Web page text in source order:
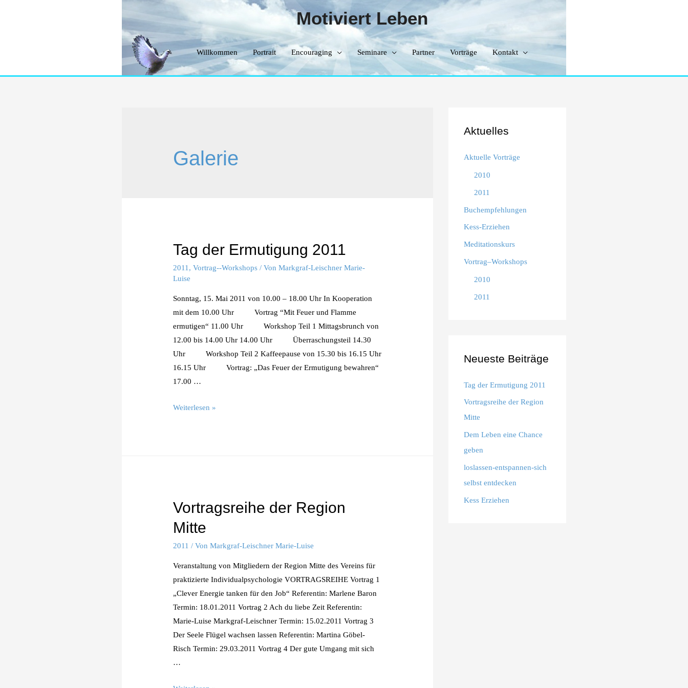
Motiviert Leben
Willkommen Portrait Encouraging Seminare Partner Vorträge Kontakt
Galerie
Tag der Ermutigung 2011
2011 ,Vortrag--Workshops / VonMarkgraf-Leischner Marie-
Luise
Sonntag, 15. Mai 2011 von 10.00 – 18.00 Uhr In Kooperation
mit dem 10.00 Uhr Vortrag “Mit Feuer und Flamme
ermutigen“ 11.00 Uhr Workshop Teil 1 Mittagsbrunch von
12.00 bis 14.00 Uhr 14.00 Uhr Überraschungsteil 14.30
Uhr Workshop Teil 2 Kaffeepause von 15.30 bis 16.15 Uhr
16.15 Uhr Vortrag: „Das Feuer der Ermutigung bewahren“
17.00 …
Tag
Weiterlesen »
Vortragsreihe der Region
Mitte
2011 / VonMarkgraf-Leischner Marie-Luise
Veranstaltung von Mitgliedern der Region Mitte des Vereins für
praktizierte Individualpsychologie VORTRAGSREIHE Vortrag 1
„Clever Energie tanken für den Job“ Referentin: Marlene Baron
Termin: 18.01.2011 Vortrag 2 Ach du liebe Zeit Referentin:
Marie-Luise Markgraf-Leischner Termin: 15.02.2011 Vortrag 3
Der Seele Flügel wachsen lassen Referentin: Martina Göbel-
Risch Termin: 29.03.2011 Vortrag 4 Der gute Umgang mit sich
…
Aktuelles
Aktuelle Vorträge
2010
2011
Buchempfehlungen
Kess-Erziehen
Meditationskurs
Vortrag–Workshops
2010
2011
Neueste Beiträge
Tag der Ermutigung 2011
Vortragsreihe der Region
Mitte
Dem Leben eine Chance
geben
loslassen-entspannen-sich
selbst entdecken
Kess Erziehen